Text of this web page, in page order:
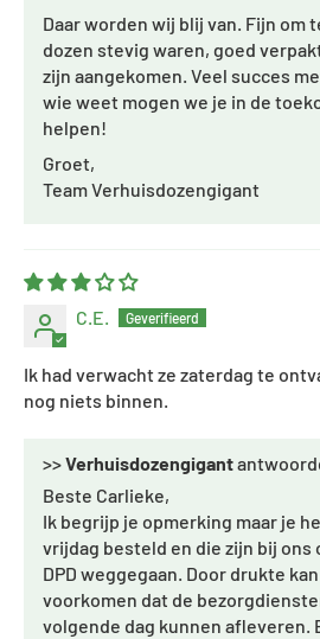
Daar worden wij blij van. Fijn om
dozen stevig waren, goed
zijn aangekomen. Veel succes
wie weet mogen we je in de
helpen!
Groet,
Team Verhuisdozengigant
C.E.
Ik had verwacht ze zaterdag te
nog niets binnen.
>>Verhuisdozengigant
Beste Carlieke,
Ik begrijp je opmerking maar je
vrijdag besteld en die zijn bij ons
DPD weggegaan. Door drukte
voorkomen dat de
volgende dag kunnen afleveren.